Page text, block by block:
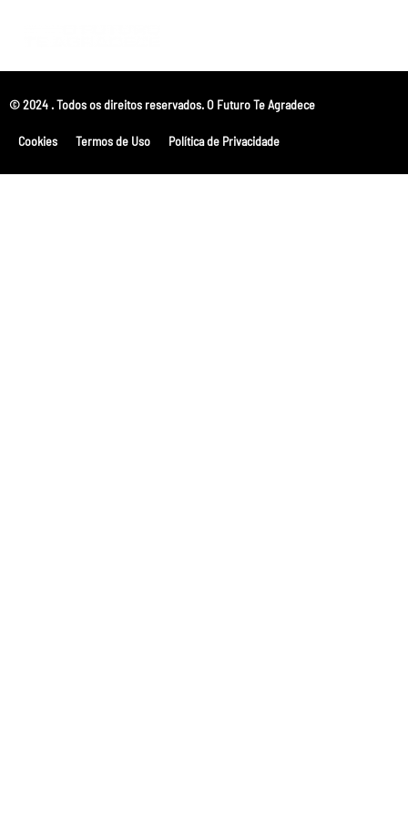
© 2024 . Todos os direitos reservados. O Futuro Te Agradece
Cookies Termos de Uso Política de Privacidade